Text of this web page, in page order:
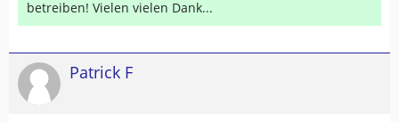
betreiben! Vielen vielen Dank...
Patrick F